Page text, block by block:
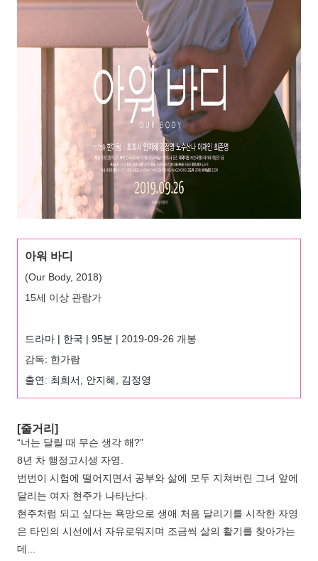
아워 바디
(Our Body, 2018)
15세 이상 관람가
드라마 | 한국 | 95분 | 2019-09-26 개봉
감독: 한가람
출연: 최희서, 안지혜, 김정영
[줄거리]
“너는 달릴 때 무슨 생각 해?”
8년 차 행정고시생 자영.
번번이 시험에 떨어지면서 공부와 삶에 모두 지쳐버린 그녀 앞에
달리는 여자 현주가 나타난다.
현주처럼 되고 싶다는 욕망으로 생애 처음 달리기를 시작한 자영
은 타인의 시선에서 자유로워지며 조금씩 삶의 활기를 찾아가는
데...